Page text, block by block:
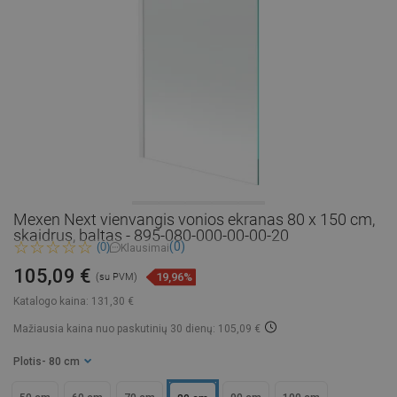
Mexen Next vienvangis vonios ekranas 80 x 150 cm,
skaidrus, baltas - 895-080-000-00-00-20
(0) Klausimai(0)
Katalogo kaina: 131,30 €
105,09 € (su PVM) 19,96%
Mažiausia kaina nuo paskutinių 30 dienų: 105,09 €
Plotis - 80 cm